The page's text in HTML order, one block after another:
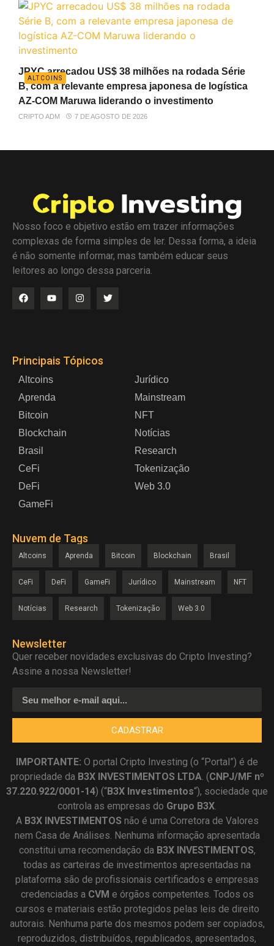
ALTCOINS
JPYC arrecadou US$ 38 milhões na rodada Série
B, com a relevante empresa japonesa de logística
AZ-COM Maruwa liderando o investimento
CRIPTO ADM 7 DE AGOSTO DE 2026
Nosso foco e objetivo estão em trazer informações
complexas de forma simples de ler. Dessa forma, a ideia
é não somente informar, mas também educar seus
leitores ao longo dessa parceria.
Principais Tópicos
Altcoins
Aprenda
Bitcoin
Blockchain
Brasil
CeFi
DeFi
GameFi
Jurídico
Mainstream
NFT
Notícias
Research
Tokenização
Web 3.0
Nuvem de Tags
Altcoins Aprenda Bitcoin Blockchain Brasil
CeFi DeFi GameFi Jurídico Mainstream NFT
Notícias Research Tokenização Web 3.0
Newsletter
Quer receber novidades exclusivas do Cripto Investing?
Assine a nossa Newsletter!
CADASTRAR
IMPORTANTE: O portal Cripto Investing (o “Portal”) é de
propriedade da B3X INVESTIMENTOS LTDA. (CNPJ/MF nº
37.220.922/0001-14) (“B3X Investimentos“), sociedade que
controla as empresas do Grupo B3X.
A B3X INVESTIMENTOS não é uma Corretora de Valores
nem Casa de Análises. Nenhuma informação apresentada
constitui uma recomendação da B3X INVESTIMENTOS,
todas as carteiras de investimentos apresentadas na
plataforma são de profissionais certificados e empresas
credenciadas a CVM e órgãos competentes. Todos os
cursos e materiais estão protegidos pelas leis de direito
autorais. Nenhuma parte dos mesmos podem ser copiados,
reproduzidos, distribuídos, republicados, apresentados,